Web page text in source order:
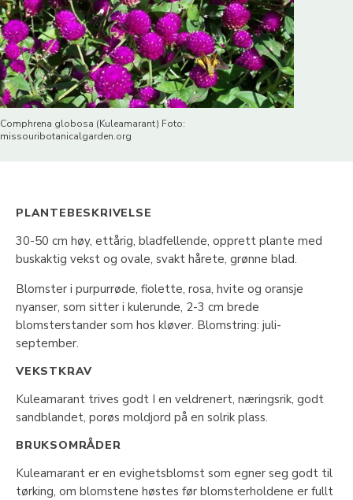
Comphrena globosa (Kuleamarant) Foto:
missouribotanicalgarden.org
PLANTEBESKRIVELSE
30-50 cm høy, ettårig, bladfellende, opprett plante med
buskaktig vekst og ovale, svakt hårete, grønne blad.
Blomster i purpurrøde, fiolette, rosa, hvite og oransje
nyanser, som sitter i kulerunde, 2-3 cm brede
blomsterstander som hos kløver. Blomstring: juli-
september.
VEKSTKRAV
Kuleamarant trives godt I en veldrenert, næringsrik, godt
sandblandet, porøs moldjord på en solrik plass.
BRUKSOMRÅDER
Kuleamarant er en evighetsblomst som egner seg godt til
tørking, om blomstene høstes før blomsterholdene er fullt